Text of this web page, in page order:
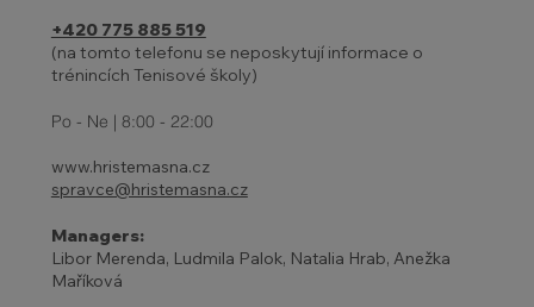
+420 775 885 519
(na tomto telefonu se neposkytují informace o
trénincích Tenisové školy)
Po - Ne | 8:00 - 22:00
www.hristemasna.cz
spravce@hristemasna.cz
Managers:
Libor Merenda, Ludmila Palok, Natalia Hrab, Anežka
Maříková